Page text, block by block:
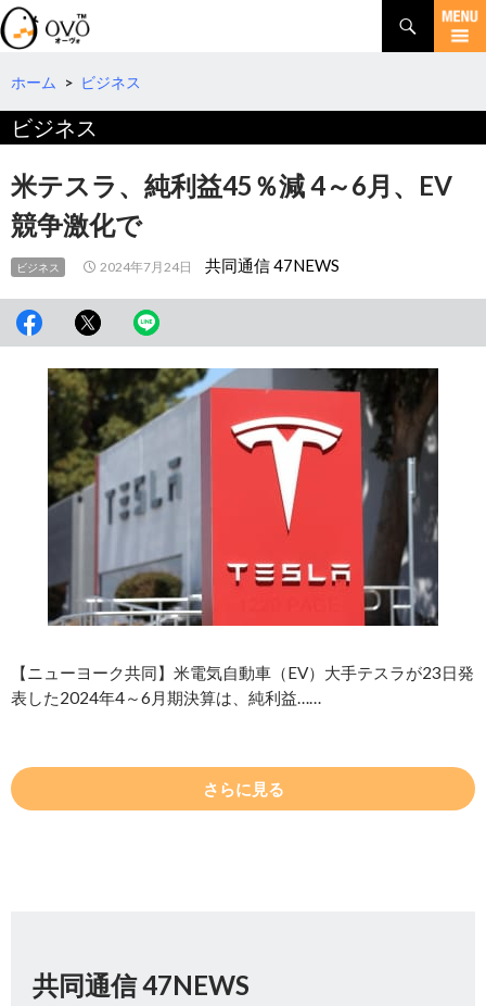
検
索
コ
テ
へ
移
動
ホーム > ビジネス
ビジネス
米テスラ、純利益45％減 4～6月、EV
競争激化で
ビジネス 2024年7月24日 共同通信 47NEWS
【ニューヨーク共同】米電気自動車（EV）大手テスラが23日発
表した2024年4～6月期決算は、純利益……
さらに見る
共同通信 47NEWS